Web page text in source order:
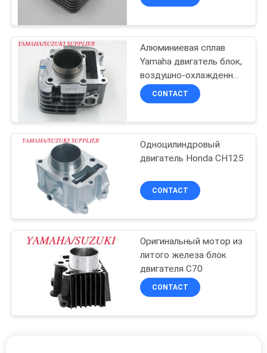
Алюминиевая сплав
Yamaha двигатель блок,
воздушно-охлажденный
мотоциклет двигатель
цилиндр
CONTACT
Одноцилиндровый
двигатель Honda CH125
CONTACT
Оригинальный мотор из
литого железа блок
двигателя C70
CONTACT